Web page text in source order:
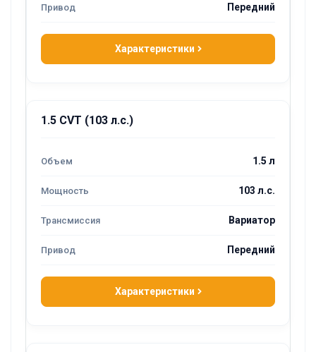
Передний
Характеристики
1.5 CVT (103 л.с.)
1.5 л
103 л.с.
Вариатор
Передний
Характеристики